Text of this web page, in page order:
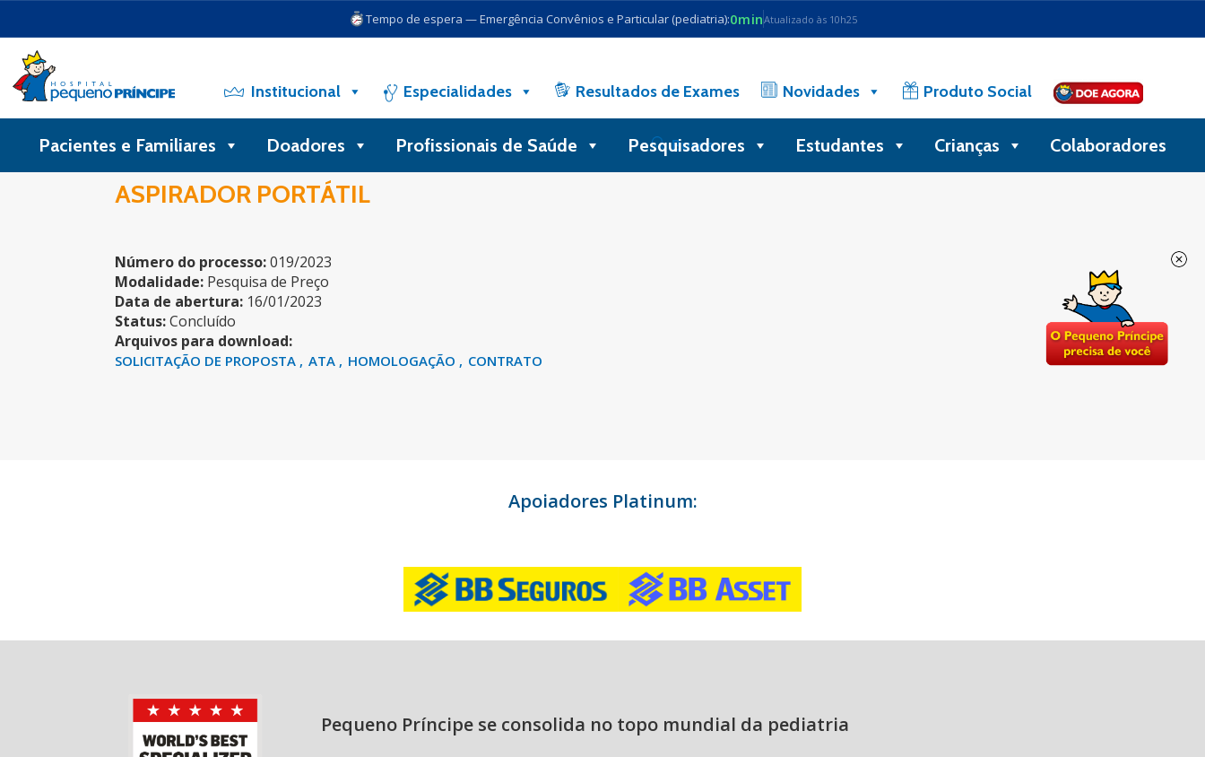
Tempo de espera — Emergência Convênios e Particular (pediatria):0minAtualizado às 10h25
Institucional Especialidades Resultados de Exames Novidades Produto Social
Busca
Pacientes e Familiares Doadores Profissionais de Saúde Pesquisadores Estudantes Crianças Colaboradores
ASPIRADOR PORTÁTIL
Número do processo:019/2023
Modalidade: Pesquisa de Preço
Data de abertura: 16/01/2023
Status:Concluído
Arquivos para download:
SOLICITAÇÃO DE PROPOSTA ATA HOMOLOGAÇÃO CONTRATO
Apoiadores Platinum:
Pequeno Príncipe se consolida no topo mundial da pediatria